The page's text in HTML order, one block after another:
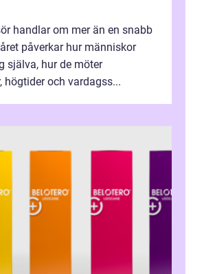
handlar om mer än en snabb
påverkar hur människor
själva, hur de möter
högtider och vardagss...